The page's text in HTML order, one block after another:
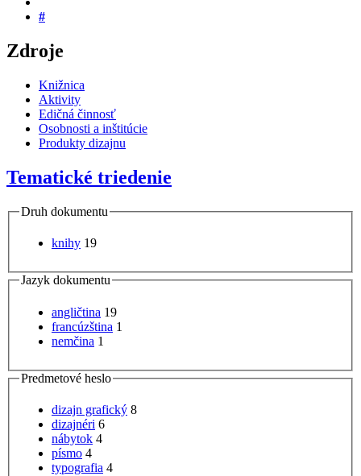
#
Zdroje
Knižnica
Aktivity
Edičná činnosť
Osobnosti a inštitúcie
Produkty dizajnu
Tematické triedenie
Druh dokumentu
knihy 19
Jazyk dokumentu
angličtina 19
francúzština 1
nemčina 1
Predmetové heslo
dizajn grafický 8
dizajnéri 6
nábytok 4
písmo 4
typografia 4